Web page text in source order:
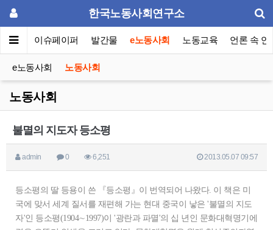
한국노동사회연구소
포럼 이슈페이퍼 발간물 e노동사회 노동교육 언론 속 연
e노동사회 노동사회
노동사회
불멸의 지도자 등소평
admin 0 6,251 2013.05.07 09:57
등소평의 딸 등용이 쓴 『등소평』이 번역되어 나왔다. 이 책은 미
국에 맞서 세계 질서를 재편해 가는 현대 중국이 낳은 '불멸의 지도
자'인 등소평(1904∼1997)이 '광란과 파멸'의 십 년인 문화대혁명기에